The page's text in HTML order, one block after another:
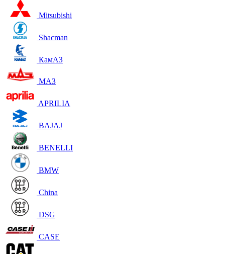
Mitsubishi
Shacman
КамАЗ
МАЗ
APRILIA
BAJAJ
BENELLI
BMW
China
DSG
CASE